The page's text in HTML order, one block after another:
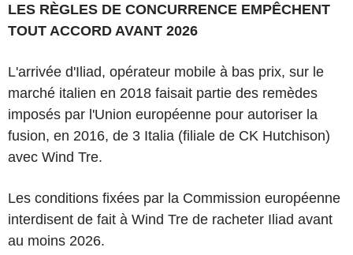
LES RÈGLES DE CONCURRENCE EMPÊCHENT
TOUT ACCORD AVANT 2026
L'arrivée d'Iliad, opérateur mobile à bas prix, sur le
marché italien en 2018 faisait partie des remèdes
imposés par l'Union européenne pour autoriser la
fusion, en 2016, de 3 Italia (filiale de CK Hutchison)
avec Wind Tre.
Les conditions fixées par la Commission européenne
interdisent de fait à Wind Tre de racheter Iliad avant
au moins 2026.